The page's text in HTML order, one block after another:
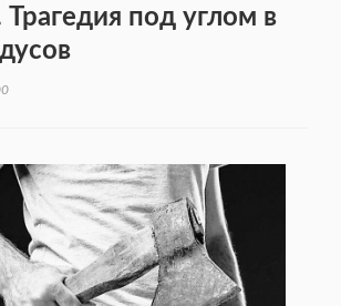
Трагедия под углом в